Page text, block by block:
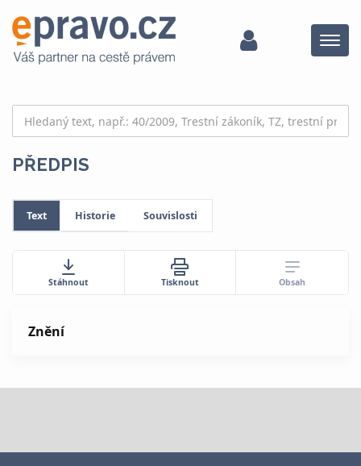
Menu
PŘEDPIS
Text Historie Souvislosti
Stáhnout Tisknout Obsah
Znění